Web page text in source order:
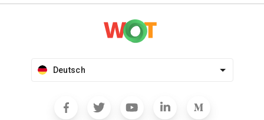
Deutsch